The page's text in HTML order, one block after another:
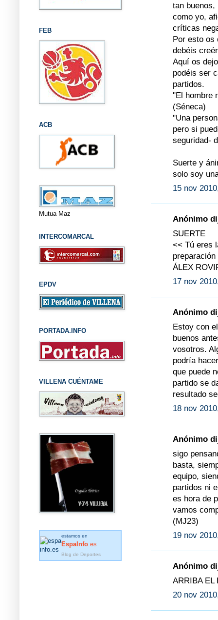
tan
como yo,
críticas
Por esto os
debéis
Aquí os
podéis ser
partidos.
"El hombre
(Séneca)
"Una
pero si
seguridad-
Suerte y
solo soy
15 nov
Anónimo
SUERTE
<< Tú eres
ÁLEX
17 nov
Anónimo
Estoy con
buenos
vosotros.
podría
que puede
partido se
resultado
18 nov
Anónimo
sigo
basta,
equipo,
partidos ni
es hora de
vamos
(MJ23)
19 nov
Anónimo
ARRIBA EL
20 nov
FEB
ACB
Mutua Maz
INTERCOMARCAL
EPDV
PORTADA.INFO
VILLENA CUÉNTAME
estamos en
EspaInfo .es
Blog de Deportes